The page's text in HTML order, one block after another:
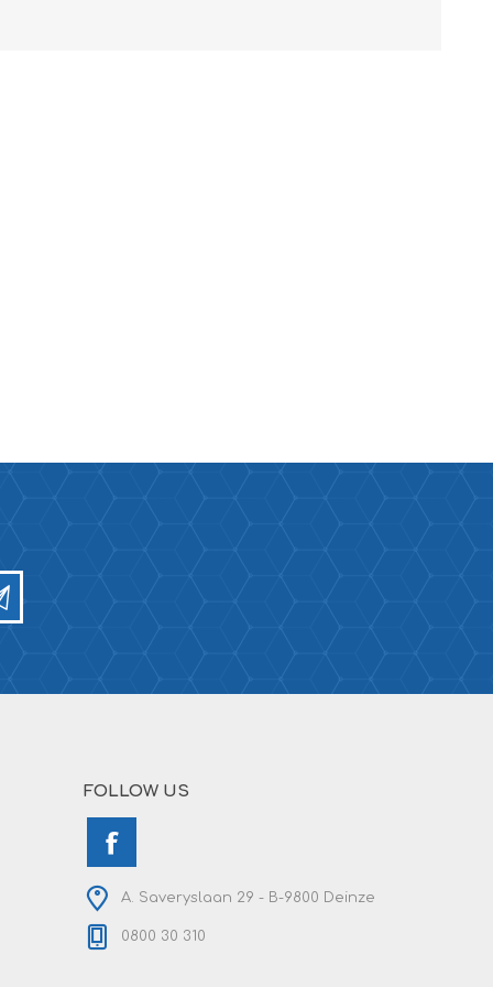
FOLLOW US
A. Saveryslaan 29 - B-9800 Deinze
0800 30 310